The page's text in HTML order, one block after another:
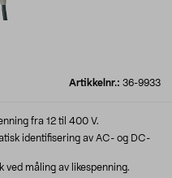
Artikkelnr.: 36-9933
fra 12 til 400 V.
identifisering av AC- og DC-
ved måling av likespenning.